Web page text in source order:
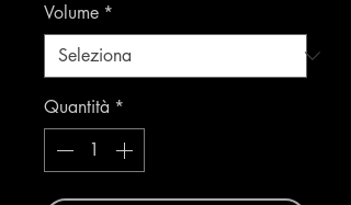
Volume *
Quantità *